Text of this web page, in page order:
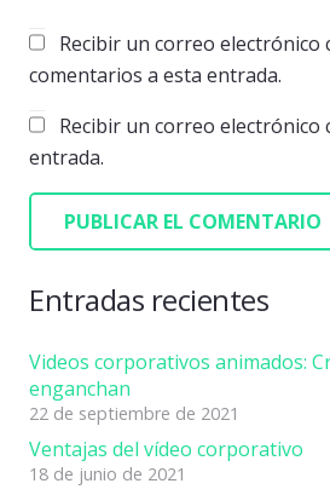
Recibir un correo electrónico
comentarios a esta entrada.
Recibir un correo electrónico
entrada.
PUBLICAR EL COMENTARIO
Entradas recientes
Videos corporativos animados:
enganchan
22 de septiembre de 2021
Ventajas del vídeo corporativo
18 de junio de 2021